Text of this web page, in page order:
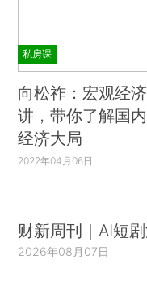
私房课
向松祚：宏观经
讲，带你了解国
经济大局
2022年04月06日
财新周刊｜AI短
2026年08月07日